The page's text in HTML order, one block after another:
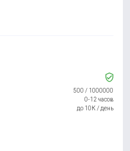
500 / 1000000
0-12 часов
до 10К / день